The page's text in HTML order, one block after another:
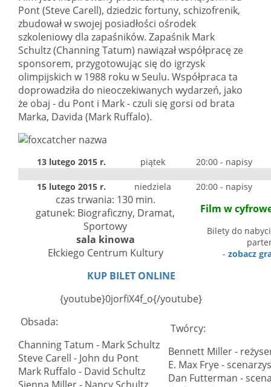
Pont (Steve Carell), dziedzic fortuny, schizofrenik,
zbudował w swojej posiadłości ośrodek
szkoleniowy dla zapaśników. Zapaśnik Mark
Schultz (Channing Tatum) nawiązał współpracę ze
sponsorem, przygotowując się do igrzysk
olimpijskich w 1988 roku w Seulu. Współpraca ta
doprowadziła do nieoczekiwanych wydarzeń, jako
że obaj - du Pont i Mark - czuli się gorsi od brata
Marka, Davida (Mark Ruffalo).
13 lutego 2015 r. piątek 20:00 - napisy
15 lutego 2015 r. niedziela 20:00 - napisy
czas trwania: 130 min.
gatunek: Biograficzny, Dramat,
Sportowy
sala kinowa
Ełckiego Centrum Kultury
Film w
Bilety do
- zobacz
KUP BILET ONLINE
{youtube}0jorfiX4f_o{/youtube}
Obsada:
Channing Tatum - Mark Schultz
Steve Carell - John du Pont
Mark Ruffalo - David Schultz
Twórcy:
Bennett Miller -
E. Max Frye -
Dan Futterman -